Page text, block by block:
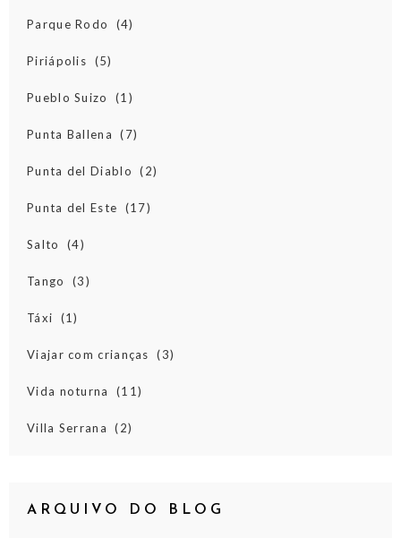
Parque Rodo (4)
Piriápolis (5)
Pueblo Suizo (1)
Punta Ballena (7)
Punta del Diablo (2)
Punta del Este (17)
Salto (4)
Tango (3)
Táxi (1)
Viajar com crianças (3)
Vida noturna (11)
Villa Serrana (2)
ARQUIVO DO BLOG